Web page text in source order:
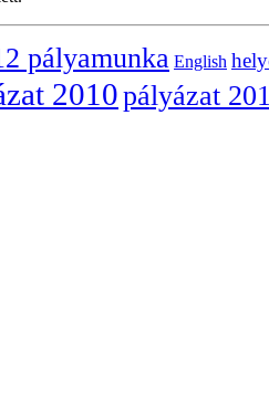
pályamunka English
2010pályázat